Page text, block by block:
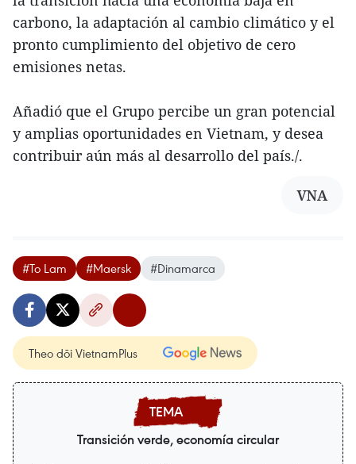
carbono, la adaptación al cambio climático y el
pronto cumplimiento del objetivo de cero
emisiones netas.
Añadió que el Grupo percibe un gran potencial
y amplias oportunidades en Vietnam, y desea
contribuir aún más al desarrollo del país./.
VNA
#To Lam #Maersk #Dinamarca
Theo dõi VietnamPlus
Transición verde, economía circular